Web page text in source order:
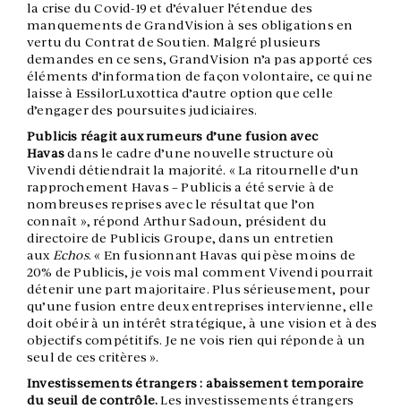
la crise du Covid-19 et d’évaluer l’étendue des
manquements de GrandVision à ses obligations en
vertu du Contrat de Soutien. Malgré plusieurs
demandes en ce sens, GrandVision n’a pas apporté ces
éléments d’information de façon volontaire, ce qui ne
laisse à EssilorLuxottica d’autre option que celle
d’engager des poursuites judiciaires.
Publicis réagit aux rumeurs d’une fusion avec
Havas dans le cadre d’une nouvelle structure où
Vivendi détiendrait la majorité. « La ritournelle d’un
rapprochement Havas – Publicis a été servie à de
nombreuses reprises avec le résultat que l’on
connaît », répond Arthur Sadoun, président du
directoire de Publicis Groupe, dans un entretien
aux Echos. « En fusionnant Havas qui pèse moins de
20% de Publicis, je vois mal comment Vivendi pourrait
détenir une part majoritaire. Plus sérieusement, pour
qu’une fusion entre deux entreprises intervienne, elle
doit obéir à un intérêt stratégique, à une vision et à des
objectifs compétitifs. Je ne vois rien qui réponde à un
seul de ces critères ».
Investissements étrangers : abaissement temporaire
du seuil de contrôle.Les investissements étrangers